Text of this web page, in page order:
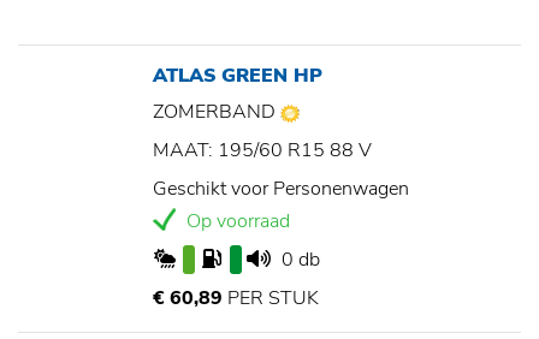
ATLAS GREEN HP
ZOMERBAND
MAAT: 195/60 R15 88 V
Geschikt voor Personenwagen
Op voorraad
0 db
€ 60,89 PER STUK